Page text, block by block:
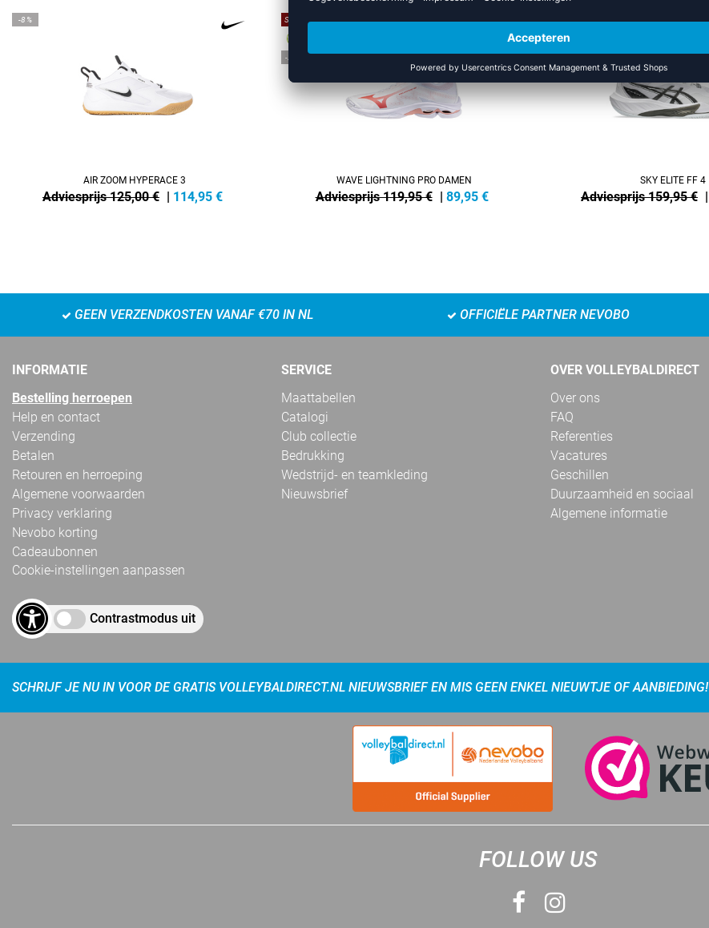
-8%
AIR ZOOM HYPERACE 3
Adviesprijs 125,00 € | 114,95 €
SALE
-25%
WAVE LIGHTNING PRO DAMEN
Adviesprijs 119,95 € | 89,95 €
-13%
SKY ELITE FF 4
Adviesprijs 159,95 € |
GEEN VERZENDKOSTEN VANAF €70 IN NL OFFICIËLE PARTNER NEVOBO
INFORMATIE
Bestelling herroepen
Help en contact
Verzending
Betalen
Retouren en herroeping
Algemene voorwaarden
Privacy verklaring
Nevobo korting
Cadeaubonnen
Cookie-instellingen aanpassen
Contrastmodus uit
SERVICE
Maattabellen
Catalogi
Club collectie
Bedrukking
Wedstrijd- en teamkleding
Nieuwsbrief
OVER VOLLEYBALDIRECT
Over ons
FAQ
Referenties
Vacatures
Geschillen
Duurzaamheid en sociaal
Algemene informatie
SCHRIJF JE NU IN VOOR DE GRATIS VOLLEYBALDIRECT.NL NIEUWSBRIEF EN MIS GEEN ENKEL NIEUWTJE OF AANBIEDING!
FOLLOW US